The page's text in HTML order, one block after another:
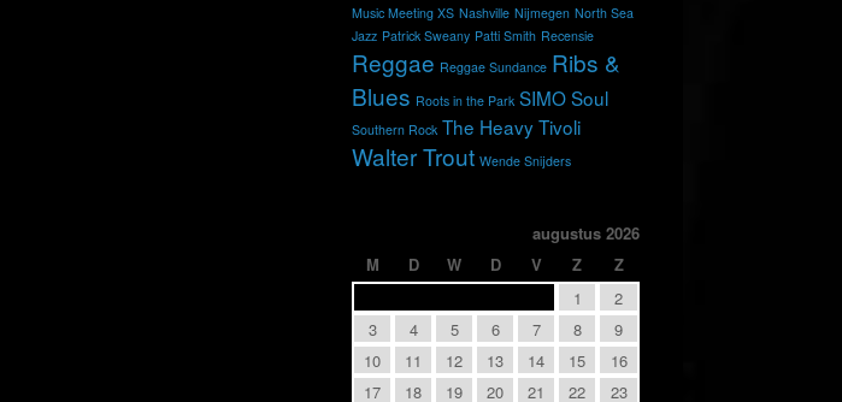
Music Meeting XS Nashville Nijmegen North Sea
Jazz Patrick Sweany Patti Smith Recensie
Reggae Reggae Sundance Ribs &
Blues Roots in the Park SIMOSoul
Southern Rock The HeavyTivoli
Walter Trout Wende Snijders
augustus 2026
M
D W D V Z
Z
1
2
3
4 5 6 7 8
9
10
11 12 13 14 15
16
17
18 19 20 21 22 23